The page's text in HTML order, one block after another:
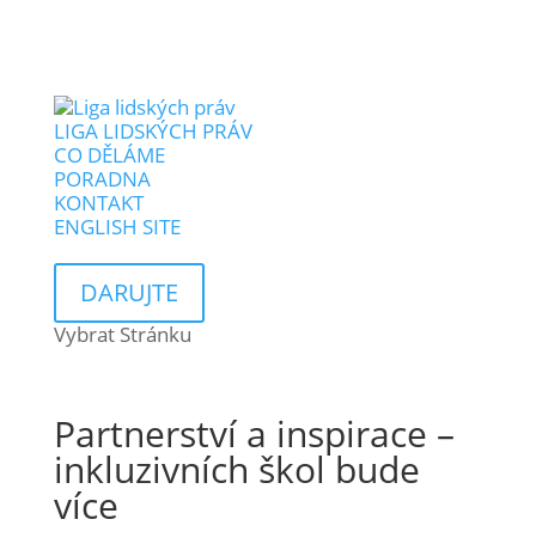
LIGA LIDSKÝCH PRÁV
CO DĚLÁME
PORADNA
KONTAKT
ENGLISH SITE
DARUJTE
Vybrat Stránku
Partnerství a inspirace –
inkluzivních škol bude
více